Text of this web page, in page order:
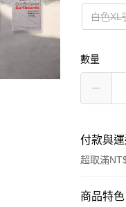
白色XL
數量
付款與
超取滿
付款方式
商品特色